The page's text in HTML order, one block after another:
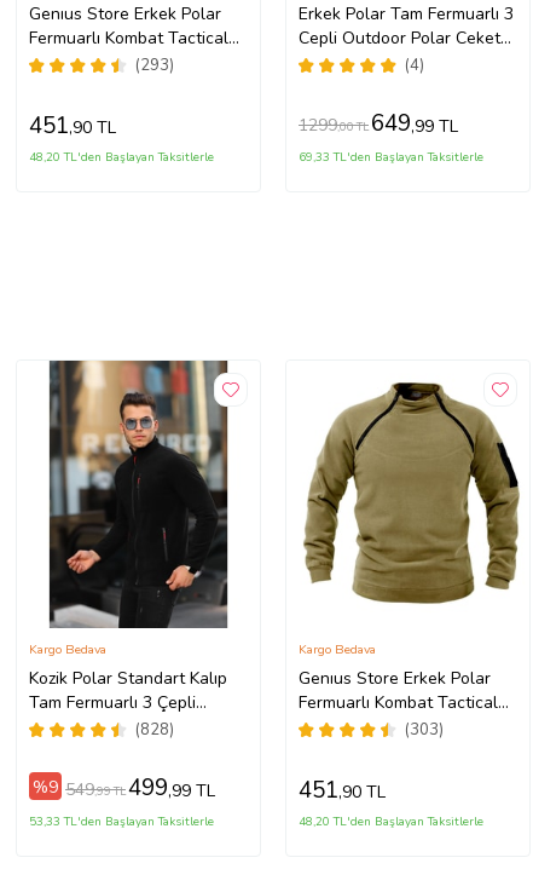
Genıus Store Erkek Polar
Fermuarlı Kombat Tactical
Cepli Outdoor Polar (Siyah)
(293)
451,90 TL
48,20 TL'den Başlayan Taksitlerle
Erkek Polar Tam Fermuarlı 3
Cepli Outdoor Polar Ceket
Tactical Flecee (Siyah)
(4)
1299,00 TL 649,99 TL
69,33 TL'den Başlayan Taksitlerle
Kozik Polar Standart Kalıp
Tam Fermuarlı 3 Çepli
Balıkçı Yaka Siyah Renk
(828)
Kargo Bedava
%9 549,99 TL499,99 TL
53,33 TL'den Başlayan Taksitlerle
Genıus Store Erkek Polar
Fermuarlı Kombat Tactical
Cepli Outdoor Polar (Bej)
(303)
Kargo Bedava
451,90 TL
48,20 TL'den Başlayan Taksitlerle